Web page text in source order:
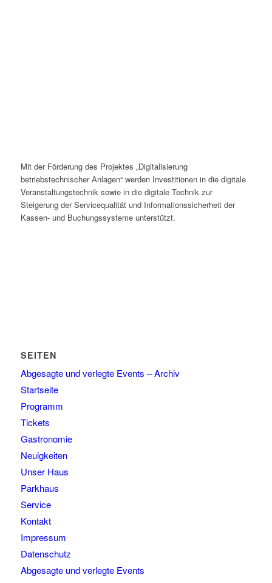
Mit der Förderung des Projektes „Digitalisierung
betriebstechnischer Anlagen“ werden Investitionen in die digitale
Veranstaltungstechnik sowie in die digitale Technik zur
Steigerung der Servicequalität und Informationssicherheit der
Kassen- und Buchungssysteme unterstützt.
SEITEN
Abgesagte und verlegte Events – Archiv
Startseite
Programm
Tickets
Gastronomie
Neuigkeiten
Unser Haus
Parkhaus
Service
Kontakt
Impressum
Datenschutz
Abgesagte und verlegte Events